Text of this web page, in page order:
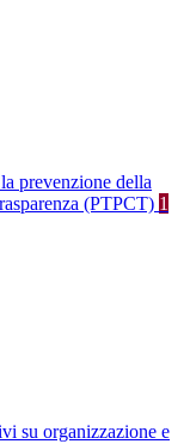
prevenzione della
(PTPCT) 1
su organizzazione e